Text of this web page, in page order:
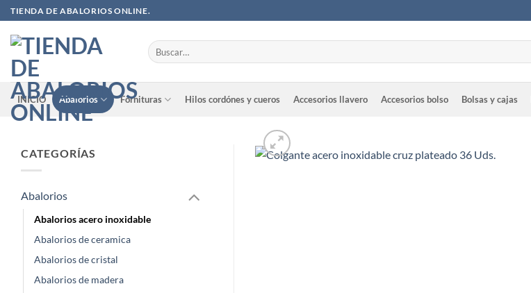
Saltar
al
contenido
TIENDA DE ABALORIOS ONLINE.
Buscar
por:
INICIO Abalorios Fornituras Hilos cordónes y cueros Accesorios llavero Accesorios bolso Bolsas y cajas
CATEGORÍAS
Abalorios
Abalorios acero inoxidable
Abalorios de ceramica
Abalorios de cristal
Abalorios de madera